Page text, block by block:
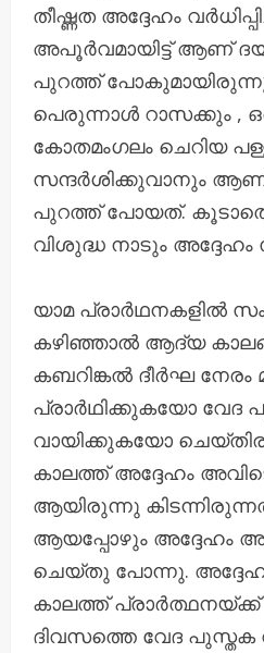
തീഷ്ണത അദ്ദേഹം
അപൂർവമായിട്ട് ആണ്
പുറത്ത്
പെരുന്നാൾ റാസക്കും
കോതമംഗലം ചെറിയ
സന്ദർശിക്കുവാനും ആണ്
പുറത്ത് പോയത്.
വിശുദ്ധ നാടും അദ്ദേഹം
യാമ പ്രാർഥനകളിൽ
കഴിഞ്ഞാൽ ആദ്യ
കബറിങ്കൽ ദീർഘ നേരം
പ്രാർഥിക്കുകയോ വേദ
വായിക്കുകയോ
കാലത്ത് അദ്ദേഹം
ആയിരുന്നു
ആയപ്പോഴും അദ്ദേഹം
ചെയ്തു പോന്നു.
കാലത്ത്
ദിവസത്തെ വേദ പുസ്തക